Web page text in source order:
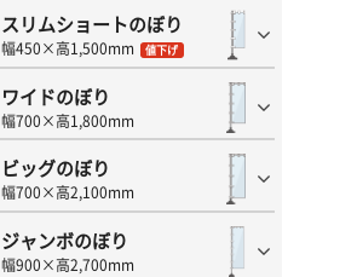
スリムショートのぼり
幅450×高1,500mm 値下げ
ワイドのぼり
幅700×高1,800mm
ビッグのぼり
幅700×高2,100mm
ジャンボのぼり
幅900×高2,700mm